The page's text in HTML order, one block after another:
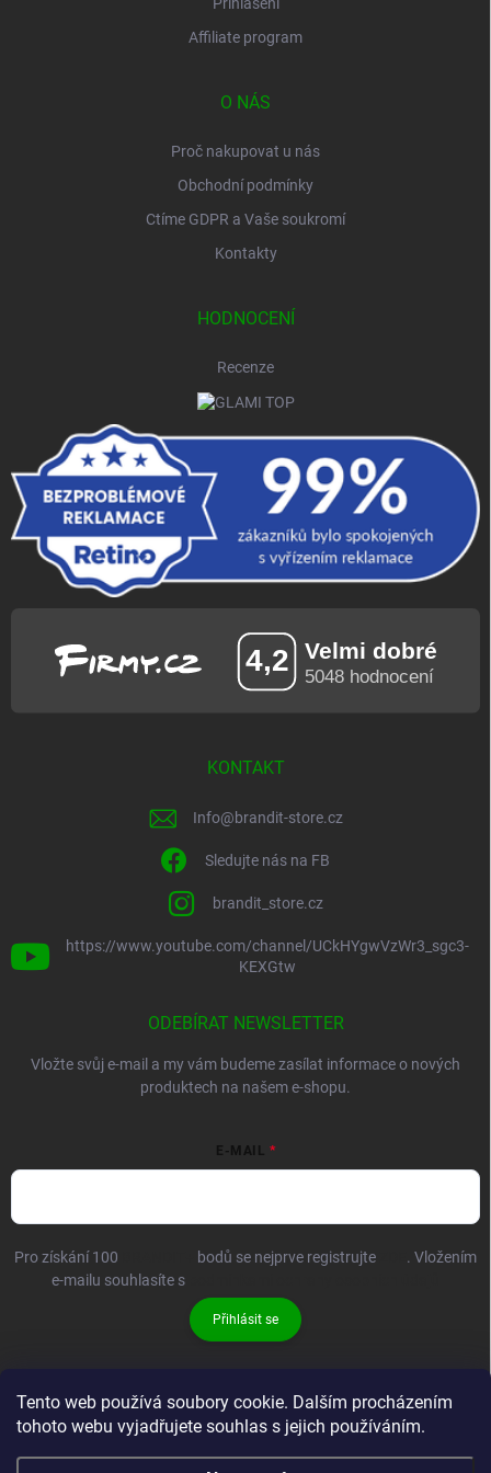
Tento web používá soubory cookie. Dalším procházením
tohoto webu vyjadřujete souhlas s jejich používáním.
Affiliate program
O NÁS
Proč nakupovat u nás
Obchodní podmínky
Ctíme GDPR a Vaše soukromí
Kontakty
HODNOCENÍ
Recenze
KONTAKT
Info@brandit-store.cz
Sledujte nás na FB
brandit_store.cz
https://www.youtube.com/channel/UCkHYgwVzWr3_sgc3-
KEXGtw
ODEBÍRAT NEWSLETTER
Vložte svůj e-mail a my vám budeme zasílat informace o nových
produktech na našem e-shopu.
E-MAIL
Pro získání 100 bodů se nejprve registrujte
. Vložením
e-mailu souhlasíte s
Přihlásit se